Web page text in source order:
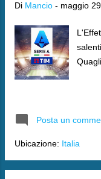
Di Mancio - maggio
Posta un
Ubicazione: Italia